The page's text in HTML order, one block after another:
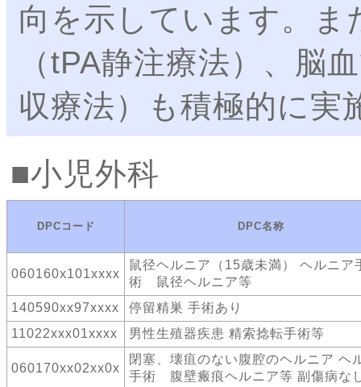
向を示しています。ま
（tPA静注療法）、脳
収療法）も積極的に実
小児外科
DPCコード DPC名称
060160x101xxxx
鼠径ヘルニア（15歳未満） ヘルニア
術 鼠径ヘルニア等
140590xx97xxxx
停留精巣 手術あり
11022xxx01xxxx
男性生殖器疾患 精索捻転手術等
060170xx02xx0x
閉塞、壊疽のない腹腔のヘルニア ヘ
手術 腹壁瘢痕ヘルニア等 副傷病な